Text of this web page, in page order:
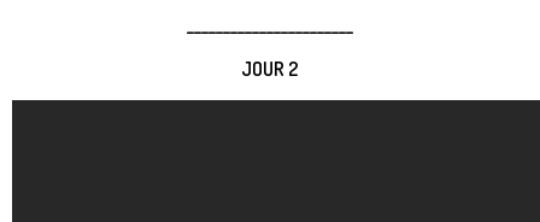
_______________________
JOUR 2